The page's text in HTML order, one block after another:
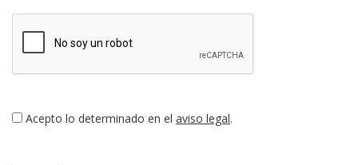
Acepto lo determinado en el aviso legal.